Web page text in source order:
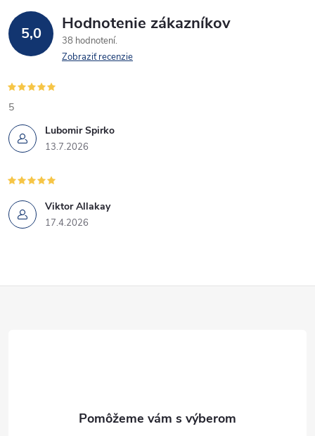
5,0 Hodnotenie zákazníkov
38 hodnotení
Zobraziť recenzie
Lubomir Spirko
13.7.2026
5
Viktor Allakay
17.4.2026